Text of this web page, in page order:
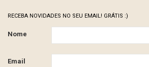
RECEBA NOVIDADES NO SEU EMAIL! GRÁTIS :)
Nome
Email